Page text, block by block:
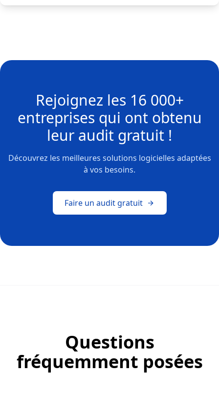
Rejoignez les 16 000+
entreprises qui ont obtenu
leur audit gratuit !
Découvrez les meilleures solutions logicielles adaptées
à vos besoins.
Faire un audit gratuit
Questions
fréquemment posées